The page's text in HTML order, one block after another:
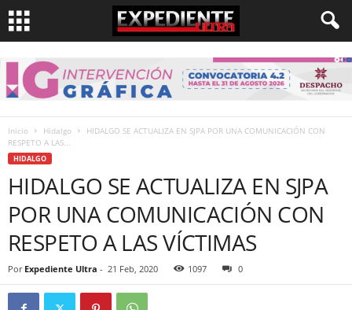
Inicio Hidalgo
HIDALGO SE ACTUALIZA EN SJPA POR UNA COMUNICACIÓN CON
RESPETO A LAS...
HIDALGO
HIDALGO SE ACTUALIZA EN SJPA
POR UNA COMUNICACIÓN CON
RESPETO A LAS VÍCTIMAS
Por Expediente Ultra - 21 Feb, 2020 1097 0